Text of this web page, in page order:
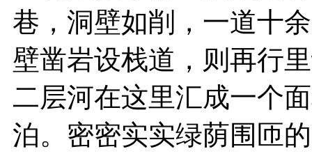
巷，洞壁如削，一道十
壁凿岩设栈道，则再行
二层河在这里汇成一个
泊。密密实实绿荫围匝